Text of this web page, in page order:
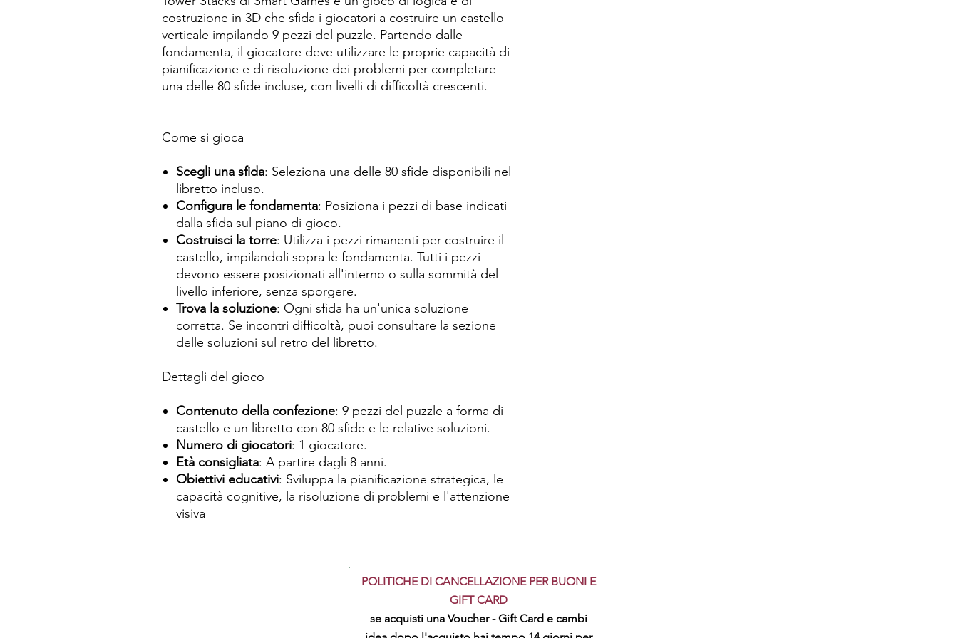
costruzione in 3D che sfida i giocatori a costruire un castello
verticale impilando 9 pezzi del puzzle. Partendo dalle
fondamenta, il giocatore deve utilizzare le proprie capacità di
pianificazione e di risoluzione dei problemi per completare
una delle 80 sfide incluse, con livelli di difficoltà crescenti.
Come si gioca
Scegli una sfida: Seleziona una delle 80 sfide disponibili nel
libretto incluso.
Configura le fondamenta: Posiziona i pezzi di base indicati
dalla sfida sul piano di gioco.
Costruisci la torre: Utilizza i pezzi rimanenti per costruire il
castello, impilandoli sopra le fondamenta. Tutti i pezzi
devono essere posizionati all'interno o sulla sommità del
livello inferiore, senza sporgere.
Trova la soluzione: Ogni sfida ha un'unica soluzione
corretta. Se incontri difficoltà, puoi consultare la sezione
delle soluzioni sul retro del libretto.
Dettagli del gioco
Contenuto della confezione: 9 pezzi del puzzle a forma di
castello e un libretto con 80 sfide e le relative soluzioni.
Numero di giocatori: 1 giocatore.
Età consigliata: A partire dagli 8 anni.
Obiettivi educativi: Sviluppa la pianificazione strategica, le
capacità cognitive, la risoluzione di problemi e l'attenzione
visiva
POLITICHE DI CANCELLAZIONE PER BUONI E
GIFT CARD
se acquisti una Voucher - Gift Card e cambi